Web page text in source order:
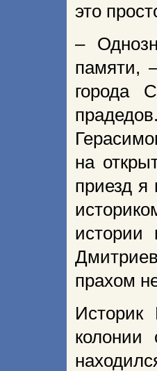
это
–
памяти,
города
на
приезд
истории
прахом